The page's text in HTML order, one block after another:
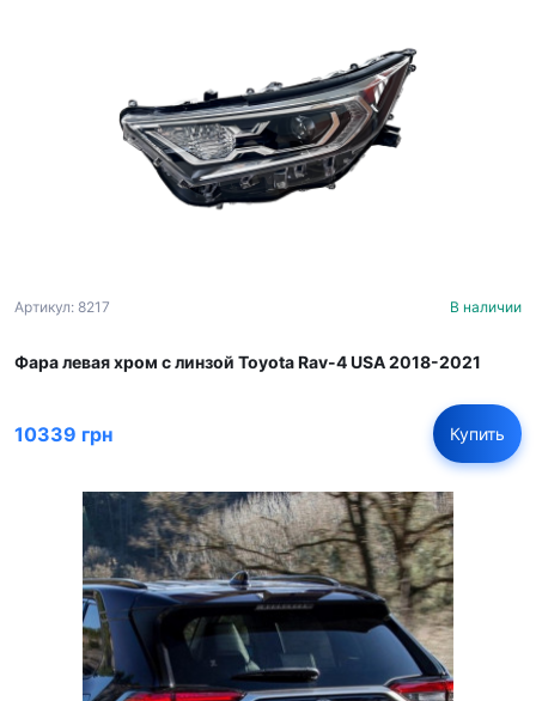
Артикул: 8217 В наличии
Фара левая хром с линзой Toyota Rav-4 USA 2018-2021
10339 грн Купить